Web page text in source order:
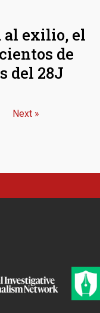
al exilio, el
de
del 28J
Next »